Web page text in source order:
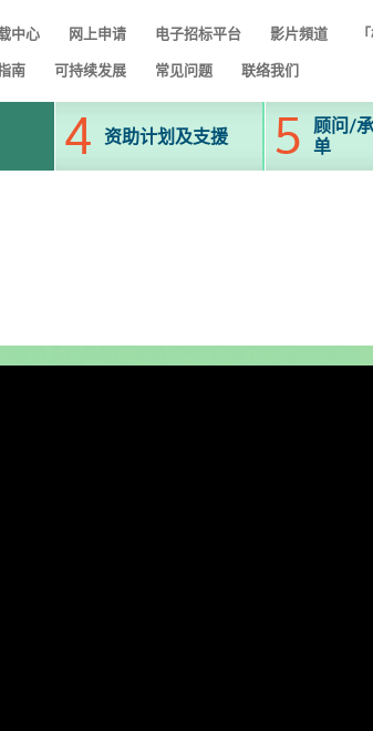
中心 网上申请 电子招标平台 影片頻道
南 可持续发展 常见问题 联络我们
资助计划及支援
顾问/
单